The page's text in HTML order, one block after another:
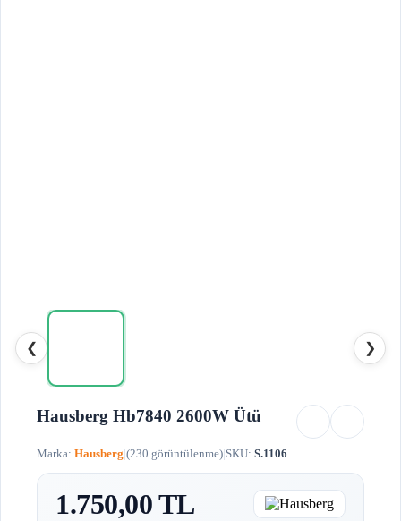
❮ ❯
Hausberg Hb7840 2600W Ütü
Marka: Hausberg|(230 görüntülenme)|SKU: S.1106
1.750,00 TL